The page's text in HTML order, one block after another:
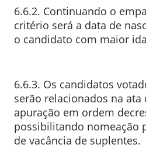
6.6.2. Continuando o
critério será a data de
o candidato com maior
6.6.3. Os candidatos
serão relacionados na ata
apuração em ordem
possibilitando nomeação
de vacância de suplentes.